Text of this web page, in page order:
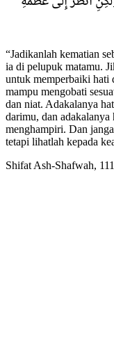
“Jadikanlah kematian
ia di pelupuk matamu.
untuk memperbaiki hati
mampu mengobati
dan niat. Adakalanya
darimu, dan
menghampiri. Dan
tetapi lihatlah kepada
Shifat Ash-Shafwah,